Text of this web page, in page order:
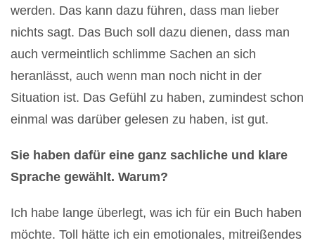
werden. Das kann dazu führen, dass man lieber
nichts sagt. Das Buch soll dazu dienen, dass man
auch vermeintlich schlimme Sachen an sich
heranlässt, auch wenn man noch nicht in der
Situation ist. Das Gefühl zu haben, zumindest schon
einmal was darüber gelesen zu haben, ist gut.
Sie haben dafür eine ganz sachliche und klare
Sprache gewählt. Warum?
Ich habe lange überlegt, was ich für ein Buch haben
möchte. Toll hätte ich ein emotionales, mitreißendes